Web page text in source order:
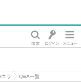
ニラ
Q&A一覧